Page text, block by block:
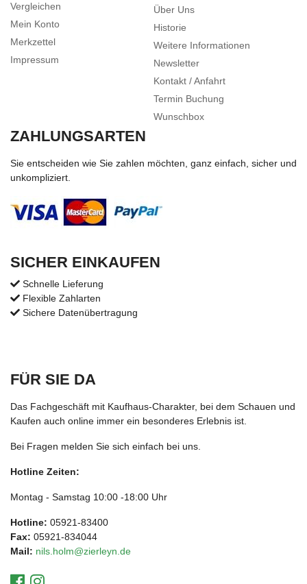
Vergleichen
Mein Konto
Merkzettel
Impressum
Über Uns
Historie
Weitere Informationen
Newsletter
Kontakt / Anfahrt
Termin Buchung
Wunschbox
ZAHLUNGSARTEN
Sie entscheiden wie Sie zahlen möchten, ganz einfach, sicher und
unkompliziert.
SICHER EINKAUFEN
Schnelle Lieferung
Flexible Zahlarten
Sichere Datenübertragung
FÜR SIE DA
Das Fachgeschäft mit Kaufhaus-Charakter, bei dem Schauen und
Kaufen auch online immer ein besonderes Erlebnis ist.
Bei Fragen melden Sie sich einfach bei uns.
Hotline Zeiten:
Montag - Samstag 10:00 -18:00 Uhr
Hotline: 05921-83400
Fax: 05921-834044
Mail: nils.holm@zierleyn.de